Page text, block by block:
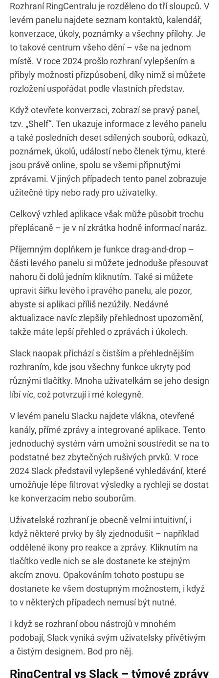
Rozhraní RingCentralu je rozděleno do tří sloupců. V
levém panelu najdete seznam kontaktů, kalendář,
konverzace, úkoly, poznámky a všechny přílohy. Je
to takové centrum všeho dění – vše na jednom
místě. V roce 2024 prošlo rozhraní vylepšením a
přibyly možnosti přizpůsobení, díky nimž si můžete
rozložení uspořádat podle vlastních představ.
Když otevřete konverzaci, zobrazí se pravý panel,
tzv. „Shelf“. Ten ukazuje informace z levého panelu
a také posledních deset sdílených souborů, odkazů,
poznámek, úkolů, událostí nebo členek týmu, které
jsou právě online, spolu se všemi připnutými
zprávami. V jiných případech tento panel zobrazuje
užitečné tipy nebo rady pro uživatelky.
Celkový vzhled aplikace však může působit trochu
přeplácaně – je v ní zkrátka hodně informací naráz.
Příjemným doplňkem je funkce drag-and-drop –
části levého panelu si můžete jednoduše přesouvat
nahoru či dolů jedním kliknutím. Také si můžete
upravit šířku levého i pravého panelu, ale pozor,
abyste si aplikaci příliš nezúžily. Nedávné
aktualizace navíc zlepšily přehlednost upozornění,
takže máte lepší přehled o zprávách i úkolech.
Slack naopak přichází s čistším a přehlednějším
rozhraním, kde jsou všechny funkce ukryty pod
různými tlačítky. Mnoha uživatelkám se jeho design
líbí víc, což potvrzují i mé kolegyně.
V levém panelu Slacku najdete vlákna, otevřené
kanály, přímé zprávy a integrované aplikace. Tento
jednoduchý systém vám umožní soustředit se na to
podstatné bez zbytečných rušivých prvků. V roce
2024 Slack představil vylepšené vyhledávání, které
umožňuje lépe filtrovat výsledky a rychleji se dostat
ke konverzacím nebo souborům.
Uživatelské rozhraní je obecně velmi intuitivní, i
když některé prvky by šly zjednodušit – například
oddělené ikony pro reakce a zprávy. Kliknutím na
tlačítko vedle nich se ale dostanete ke stejným
akcím znovu. Opakováním tohoto postupu se
dostanete ke všem dostupným možnostem, i když
to v některých případech nemusí být nutné.
I když se rozhraní obou nástrojů v mnohém
podobají, Slack vyniká svým uživatelsky přívětivým
a čistým designem. Bod pro něj.
RingCentral vs Slack – týmové zprávy